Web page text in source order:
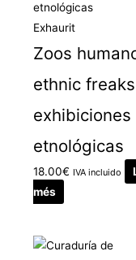
Exhaurit
Zoos
ethnic
exhibiciones
etnológicas
18.00€ IVA incluido
més